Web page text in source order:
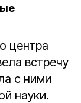
центра
встречу
с ними
науки.